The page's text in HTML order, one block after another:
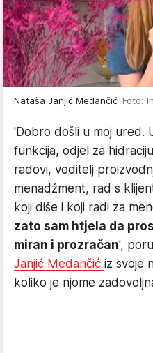
Nataša Janjić Medančić Foto:
'Dobro došli u moj ured.
funkcija, odjel za
radovi, voditelj
menadžment, rad s
koji diše i koji radi za
zato sam htjela da
miran i prozračan',
Janjić Medančić iz svoje
koliko je njome